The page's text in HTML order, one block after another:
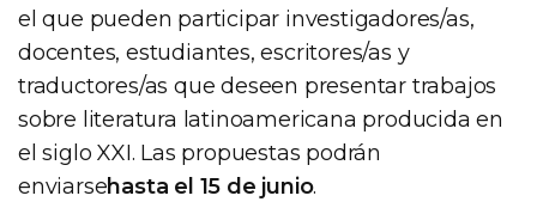
el que pueden participar investigadores/as,
docentes, estudiantes, escritores/as y
traductores/as que deseen presentar trabajos
sobre literatura latinoamericana producida en
el siglo XXI. Las propuestas podrán
enviarsehasta el 15 de junio.